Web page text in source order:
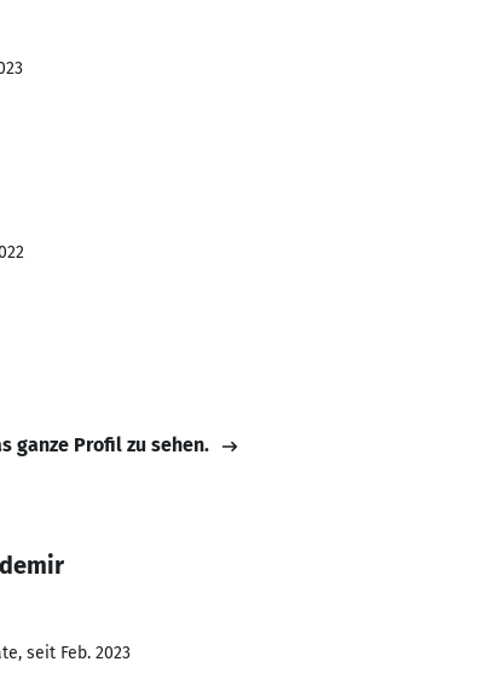
ganze Profil zu sehen.
seit Feb. 2023